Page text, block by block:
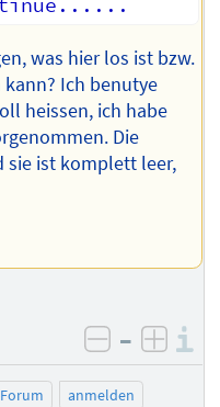
was hier los ist bzw.
Ich benutye
heissen, ich habe
Die
sie ist komplett leer,
negativ
–
anmelden